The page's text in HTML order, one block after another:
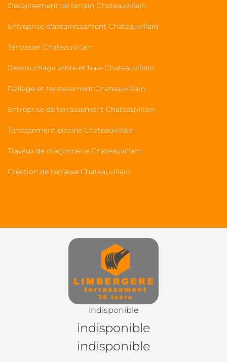
Décaissement de terrain Chateauvillain
Entreprise d'assainissement Chateauvillain
Terrassier Chateauvillain
Dessouchage arbre et haie Chateauvillain
Dallage et terrassement Chateauvillain
Entreprise de terrassement Chateauvillain
Terrassement piscine Chateauvillain
Travaux de maçonnerie Chateauvillain
Création de terrasse Chateauvillain
indisponible
indisponible
indisponible